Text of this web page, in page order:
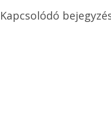
Kapcsolódó